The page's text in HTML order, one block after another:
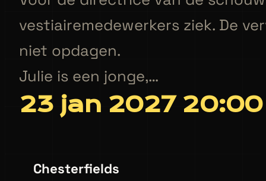
vestiairemedewerkers ziek. De
niet opdagen.
Julie is een jonge,…
23 jan 2027 20:00
Chesterfields